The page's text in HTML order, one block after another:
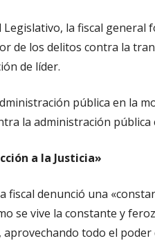
la fiscal
de los delitos contra la
de líder.
pública en la
la administración pública
a la Justicia»
fiscal denunció una
se vive la constante y
todo el poder